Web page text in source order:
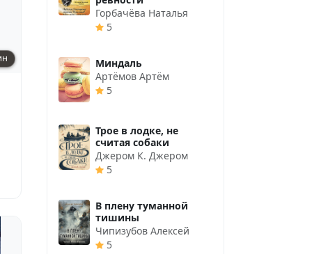
Горбачёва Наталья
5
Миндаль
Артёмов Артём
5
Трое в лодке, не
считая собаки
Джером К. Джером
5
В плену туманной
тишины
Чипизубов Алексей
5